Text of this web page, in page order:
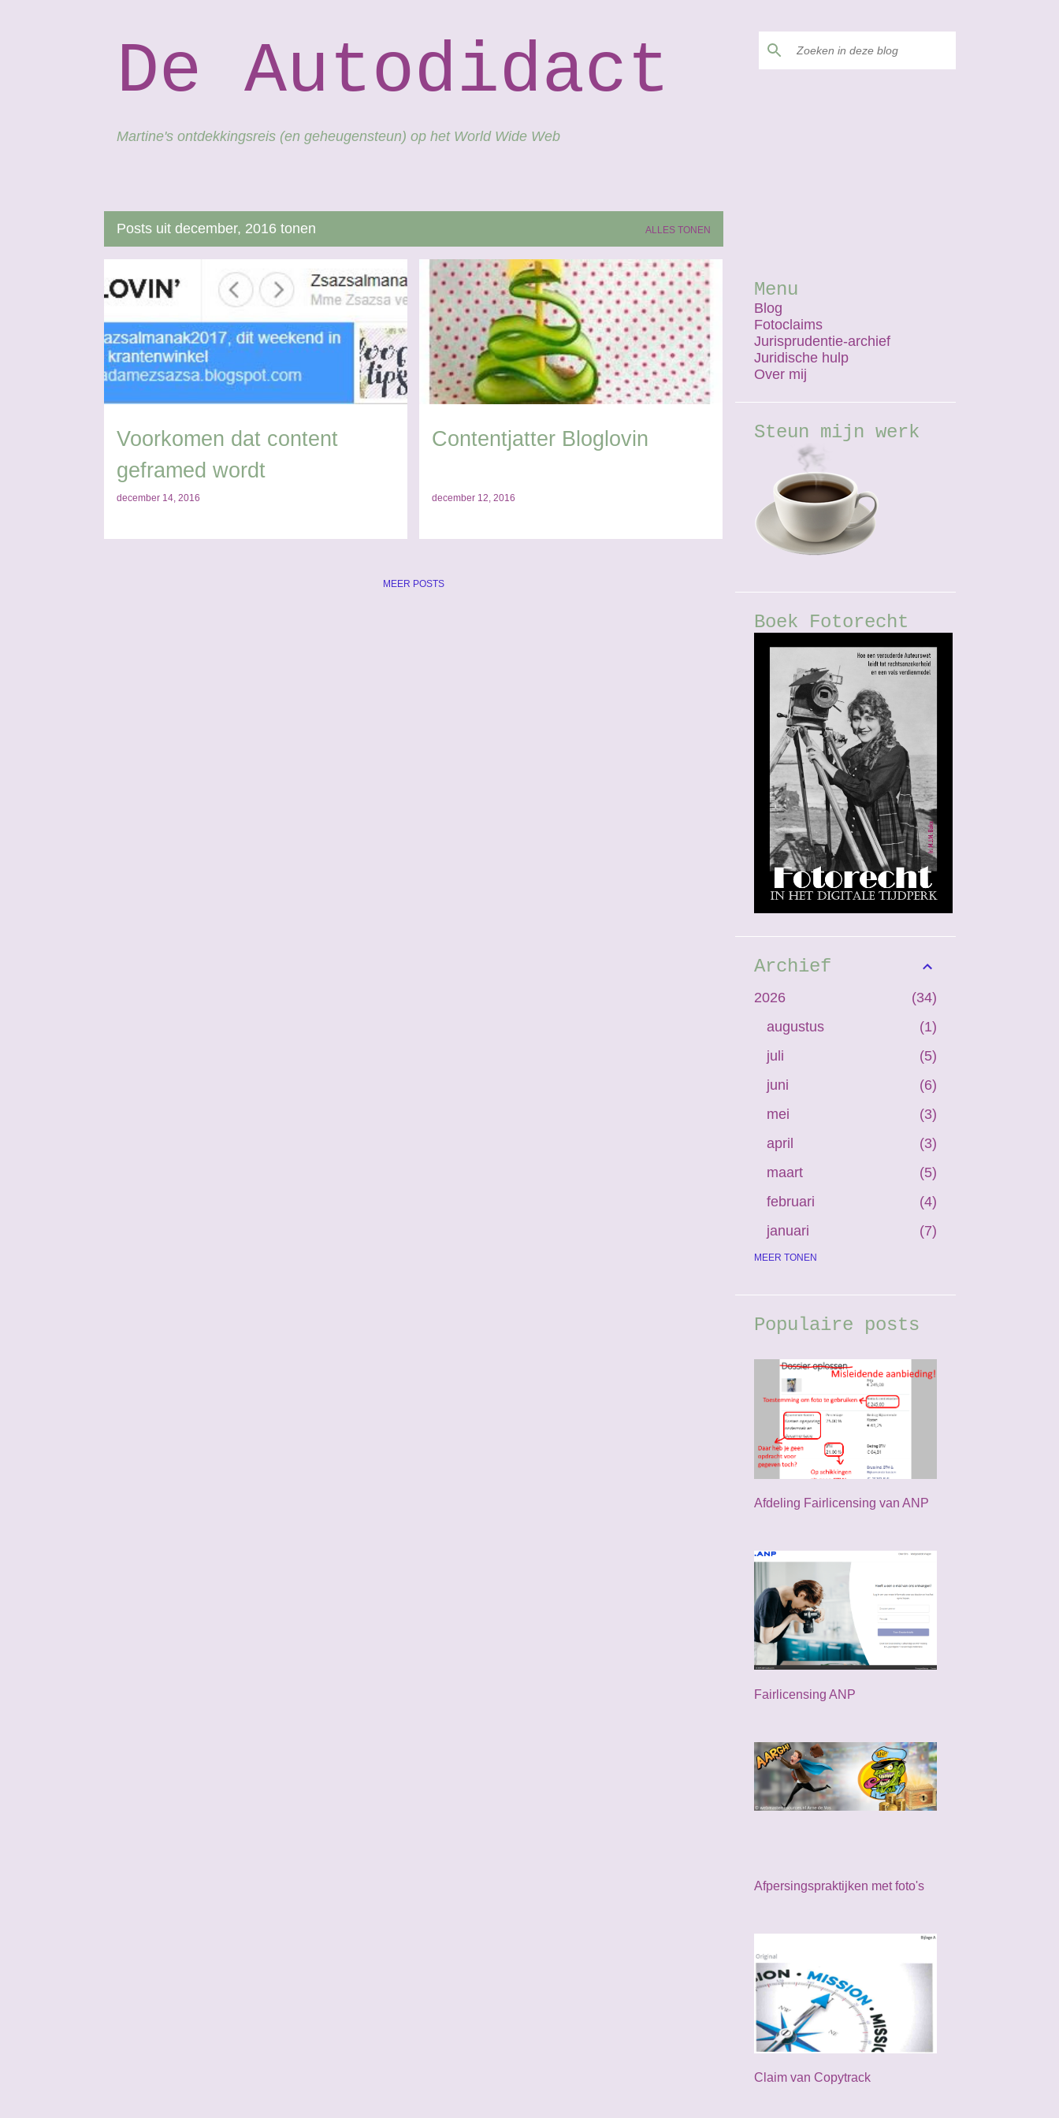
De Autodidact
Martine's ontdekkingsreis (en geheugensteun) op het World Wide Web
Posts uit december, 2016 tonen ALLES TONEN
P
s
t
s
Voorkomen dat content
geframed wordt
december 14, 2016
AUTEURSRECHT BLOGGEN BLOGGER +4
Contentjatter Bloglovin
december 12, 2016
AUTEURSRECHT BLOGGEN BLOGLOVIN + 1
MEER POSTS
Menu
Blog
Fotoclaims
Jurisprudentie-archief
Juridische hulp
Over mij
Steun mijn werk
Boek Fotorecht
Archief
2026
34
augustus
1
juli
5
juni
6
mei
3
april
3
maart
5
februari
4
januari
7
2025
november
september
5
juli
juni
mei
februari
3
januari
3
2024
december
3
november
1
oktober
augustus
6
juni
4
mei
4
januari
2
2023
36
december
november
oktober
september
MEER TONEN
Populaire posts
Afdeling Fairlicensing van ANP
Fairlicensing ANP
Afpersingspraktijken met foto's
Claim van Copytrack